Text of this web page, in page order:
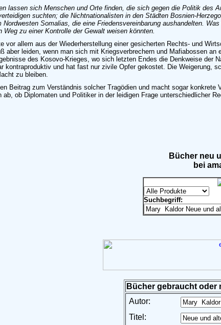
lassen sich Menschen und Orte finden, die sich gegen die Politik
suchten; die Nichtnationalisten in den Städten Bosnien-
Somalias, die eine Friedensvereinbarung aushandelten.
Weg zu einer Kontrolle der Gewalt weisen könnten.
vor allem aus der Wiederherstellung einer gesicherten Rechts- und
aber leiden, wenn man sich mit Kriegsverbrechern und Mafiabossen
des Kosovo-Krieges, wo sich letzten Endes die Denkweise
kontraproduktiv und hat fast nur zivile Opfer gekostet. Die Weigerung,
zu bleiben.
Beitrag zum Verständnis solcher Tragödien und macht sogar
ab, ob Diplomaten und Politiker in der leidigen Frage unterschiedlicher
Bücher neu
bei
Suchbegriff:
Bücher gebraucht oder
Autor:
Titel: